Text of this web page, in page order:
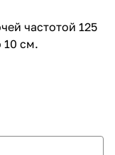
частотой 125
10 см.